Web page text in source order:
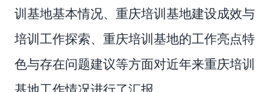
训 基地基本情况、 重庆培训 基地建设成效与
培训工作探索、 重庆培训 基地的工作亮点特
色与存在问题建议等方面对近年来重庆培训